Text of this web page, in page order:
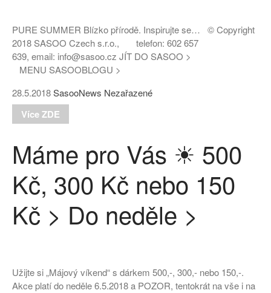
práci!
DIVERSE – nová značka pouze
na Sasoo!
PURE SUMMER Blízko přírodě. Inspirujte se… © Copyright
2018 SASOO Czech s.r.o., telefon: 602 657
639, email: info@sasoo.cz JÍT DO SASOO >
MENU SASOOBLOGU >
28.5.2018SasooNews Nezařazené
Více ZDE
Máme pro Vás ☀ 500
Kč, 300 Kč nebo 150
Kč > Do neděle >
Užijte si „Májový víkend“ s dárkem 500,-, 300,- nebo 150,-.
Akce platí do neděle 6.5.2018 a POZOR, tentokrát na vše i na